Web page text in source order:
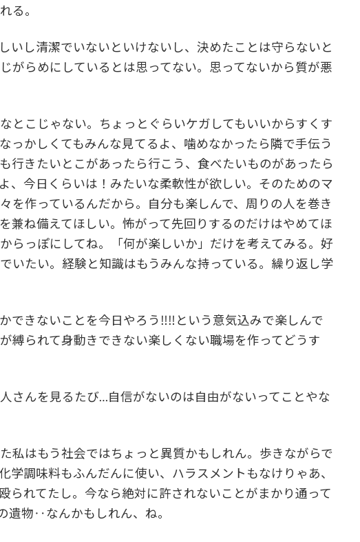
る。
いし清潔でいないといけないし、決めたことは守らないと
がらめにしているとは思ってない。思ってないから質が悪
とこじゃない。ちょっとぐらいケガしてもいいからすくす
かしくてもみんな見てるよ、噛めなかったら隣で手伝う
行きたいとこがあったら行こう、食べたいものがあったら
、今日くらいは！みたいな柔軟性が欲しい。そのためのマ
を作っているんだから。自分も楽しんで、周りの人を巻き
兼ね備えてほしい。怖がって先回りするのだけはやめてほ
っぽにしてね。「何が楽しいか」だけを考えてみる。好
いたい。経験と知識はもうみんな持っている。繰り返し学
できないことを今日やろう‼‼という意気込みで楽しんで
縛られて身動きできない楽しくない職場を作ってどうす
さんを見るたび…自信がないのは自由がないってことやな
私はもう社会ではちょっと異質かもしれん。歩きながらで
学調味料もふんだんに使い、ハラスメントもなけりゃあ、
られてたし。今なら絶対に許されないことがまかり通って
遺物‥なんかもしれん、ね。